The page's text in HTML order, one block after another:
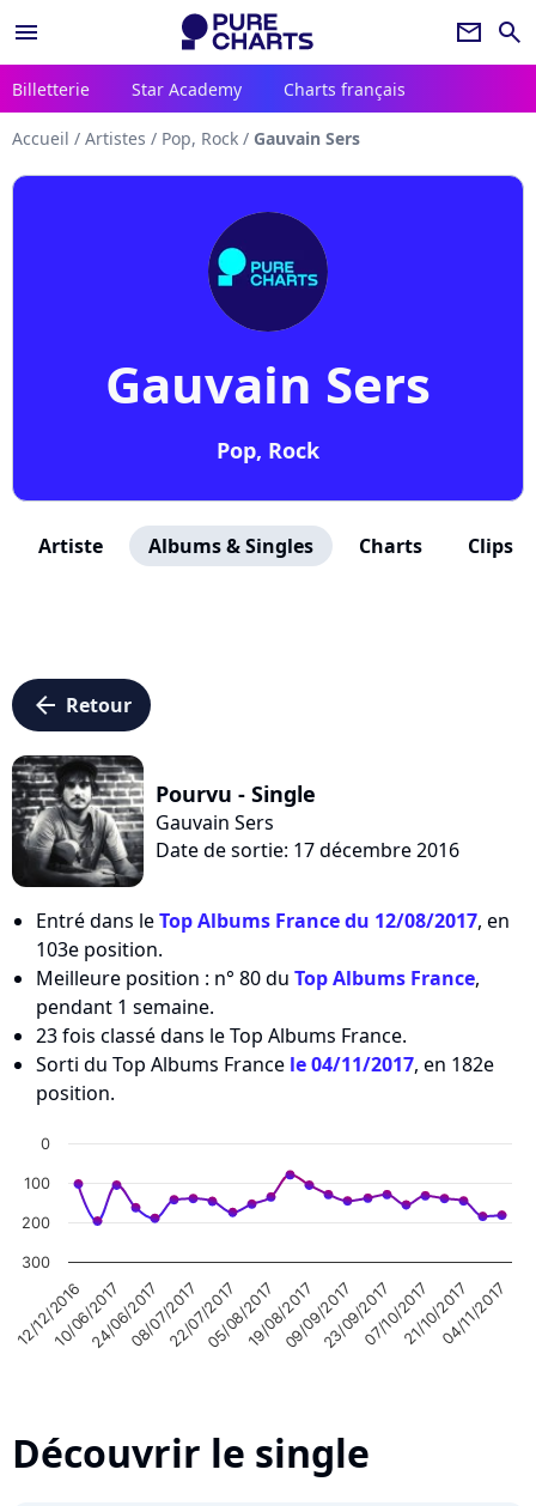
menu newsletter search
Billetterie Star Academy Charts français
Accueil / Artistes / Pop, Rock / Gauvain Sers
Gauvain Sers
Pop, Rock
Artiste Albums & Singles Charts Clips
arrow_left Retour
Pourvu - Single
Gauvain Sers
Date de sortie: 17 décembre 2016
Entré dans leTop Albums France du 12/08/2017, en
103e position.
Meilleure position : n° 80 du Top Albums France,
pendant 1 semaine.
23 fois classé dans le Top Albums France.
Sorti du Top Albums France le 04/11/2017, en 182e
position.
12/12/201610/06/201724/06/201708/07/201722/07/201705/08/201719/08/201709/09/201723/09/201707/10/201721/10/201704/11/2017
100
200
0
300
Découvrir le single